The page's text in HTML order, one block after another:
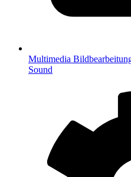
Multimedia
Sound